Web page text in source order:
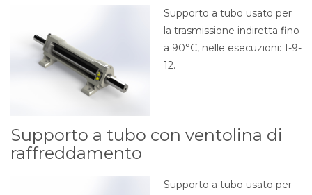
Supporto a tubo usato per
la trasmissione indiretta fino
a 90°C, nelle esecuzioni: 1-9-
12.
Supporto a tubo con ventolina di
raffreddamento
Supporto a tubo usato per